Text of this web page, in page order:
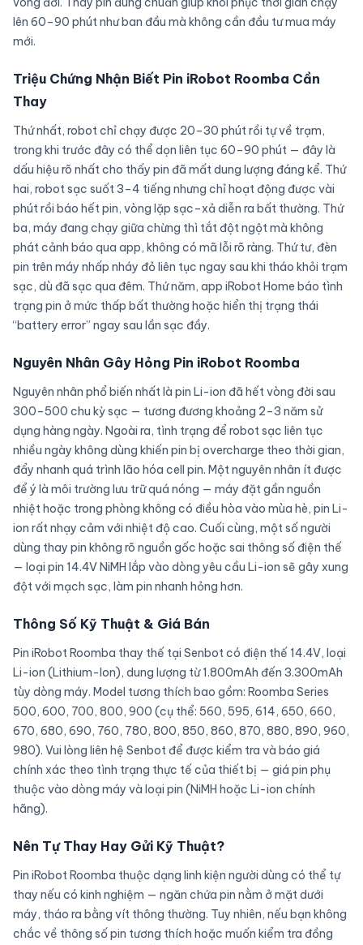
lên 60–90 phút như ban đầu mà không cần đầu tư mua máy
mới.
Triệu Chứng Nhận Biết Pin iRobot Roomba Cần
Thay
Thứ nhất, robot chỉ chạy được 20–30 phút rồi tự về trạm,
trong khi trước đây có thể dọn liên tục 60–90 phút — đây là
dấu hiệu rõ nhất cho thấy pin đã mất dung lượng đáng kể. Thứ
hai, robot sạc suốt 3–4 tiếng nhưng chỉ hoạt động được vài
phút rồi báo hết pin, vòng lặp sạc–xả diễn ra bất thường. Thứ
ba, máy đang chạy giữa chừng thì tắt đột ngột mà không
phát cảnh báo qua app, không có mã lỗi rõ ràng. Thứ tư, đèn
pin trên máy nhấp nháy đỏ liên tục ngay sau khi tháo khỏi trạm
sạc, dù đã sạc qua đêm. Thứ năm, app iRobot Home báo tình
trạng pin ở mức thấp bất thường hoặc hiển thị trạng thái
“battery error” ngay sau lần sạc đầy.
Nguyên Nhân Gây Hỏng Pin iRobot Roomba
Nguyên nhân phổ biến nhất là pin Li-ion đã hết vòng đời sau
300–500 chu kỳ sạc — tương đương khoảng 2–3 năm sử
dụng hàng ngày. Ngoài ra, tình trạng để robot sạc liên tục
nhiều ngày không dùng khiến pin bị overcharge theo thời gian,
đẩy nhanh quá trình lão hóa cell pin. Một nguyên nhân ít được
để ý là môi trường lưu trữ quá nóng — máy đặt gần nguồn
nhiệt hoặc trong phòng không có điều hòa vào mùa hè, pin Li-
ion rất nhạy cảm với nhiệt độ cao. Cuối cùng, một số người
dùng thay pin không rõ nguồn gốc hoặc sai thông số điện thế
— loại pin 14.4V NiMH lắp vào dòng yêu cầu Li-ion sẽ gây xung
đột với mạch sạc, làm pin nhanh hỏng hơn.
Thông Số Kỹ Thuật & Giá Bán
Pin iRobot Roomba thay thế tại Senbot có điện thế 14.4V, loại
Li-ion (Lithium-Ion), dung lượng từ 1.800mAh đến 3.300mAh
tùy dòng máy. Model tương thích bao gồm: Roomba Series
500, 600, 700, 800, 900 (cụ thể: 560, 595, 614, 650, 660,
670, 680, 690, 760, 780, 800, 850, 860, 870, 880, 890, 960,
980). Vui lòng liên hệ Senbot để được kiểm tra và báo giá
chính xác theo tình trạng thực tế của thiết bị — giá pin phụ
thuộc vào dòng máy và loại pin (NiMH hoặc Li-ion chính
hãng).
Nên Tự Thay Hay Gửi Kỹ Thuật?
Pin iRobot Roomba thuộc dạng linh kiện người dùng có thể tự
thay nếu có kinh nghiệm — ngăn chứa pin nằm ở mặt dưới
máy, tháo ra bằng vít thông thường. Tuy nhiên, nếu bạn không
chắc về thông số pin tương thích hoặc muốn kiểm tra đồng